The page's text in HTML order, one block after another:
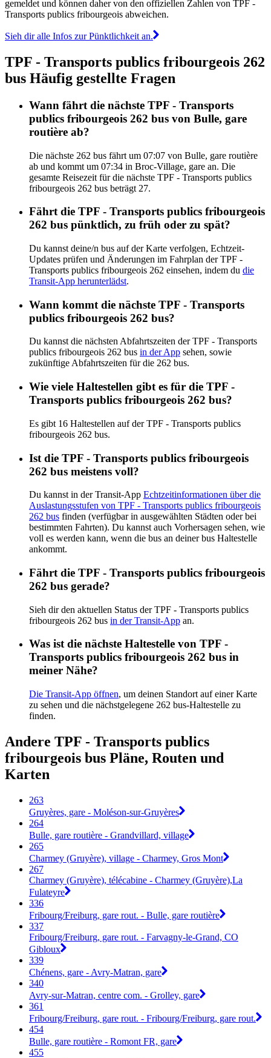
gemeldet und können daher von den offiziellen Zahlen von TPF -
Transports publics fribourgeois abweichen.
Sieh dir alle Infos zur Pünktlichkeit an.
TPF - Transports publics fribourgeois 262
bus Häufig gestellte Fragen
Wann fährt die nächste TPF - Transports
publics fribourgeois 262 bus von Bulle, gare
routière ab?
Die nächste 262 bus fährt um 07:07 von Bulle, gare routière
ab und kommt um 07:34 in Broc-Village, gare an. Die
gesamte Reisezeit für die nächste TPF - Transports publics
fribourgeois 262 bus beträgt 27.
Fährt die TPF - Transports publics fribourgeois
262 bus pünktlich, zu früh oder zu spät?
Du kannst deine/n bus auf der Karte verfolgen, Echtzeit-
Updates prüfen und Änderungen im Fahrplan der TPF -
Transports publics fribourgeois 262 einsehen, indem du die
Transit-App herunterlädst.
Wann kommt die nächste TPF - Transports
publics fribourgeois 262 bus?
Du kannst die nächsten Abfahrtszeiten der TPF - Transports
publics fribourgeois 262 bus in der App sehen, sowie
zukünftige Abfahrtszeiten für die 262 bus.
Wie viele Haltestellen gibt es für die TPF -
Transports publics fribourgeois 262 bus?
Es gibt 16 Haltestellen auf der TPF - Transports publics
fribourgeois 262 bus.
Ist die TPF - Transports publics fribourgeois
262 bus meistens voll?
Du kannst in der Transit-App Echtzeitinformationen über die
Auslastungsstufen von TPF - Transports publics fribourgeois
262 bus finden (verfügbar in ausgewählten Städten oder bei
bestimmten Fahrten). Du kannst auch Vorhersagen sehen, wie
voll es werden kann, wenn die bus an deiner bus Haltestelle
ankommt.
Fährt die TPF - Transports publics fribourgeois
262 bus gerade?
Sieh dir den aktuellen Status der TPF - Transports publics
fribourgeois 262 bus in der Transit-App an.
Was ist die nächste Haltestelle von TPF -
Transports publics fribourgeois 262 bus in
meiner Nähe?
Die Transit-App öffnen, um deinen Standort auf einer Karte
zu sehen und die nächstgelegene 262 bus-Haltestelle zu
finden.
Andere TPF - Transports publics
fribourgeois bus Pläne, Routen und
Karten
263
Gruyères, gare - Moléson-sur-Gruyères
264
Bulle, gare routière - Grandvillard, village
265
Charmey (Gruyère), village - Charmey, Gros Mont
267
Charmey (Gruyère), télécabine - Charmey (Gruyère),La
Fulateyre
336
Fribourg/Freiburg, gare rout. - Bulle, gare routière
337
Fribourg/Freiburg, gare rout. - Farvagny-le-Grand, CO
Gibloux
339
Chénens, gare - Avry-Matran, gare
340
Avry-sur-Matran, centre com. - Grolley, gare
361
Fribourg/Freiburg, gare rout. - Fribourg/Freiburg, gare rout.
454
Bulle, gare routière - Romont FR, gare
455